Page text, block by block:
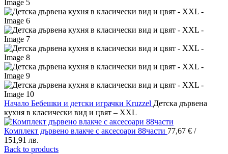
Начало Бебешки и детски играчки Kruzzel Детска дървена
кухня в класически вид и цвят – XXL
Комплект дървено влакче с аксесоари 88части 77,67 € /
151,91 лв.
Back to products